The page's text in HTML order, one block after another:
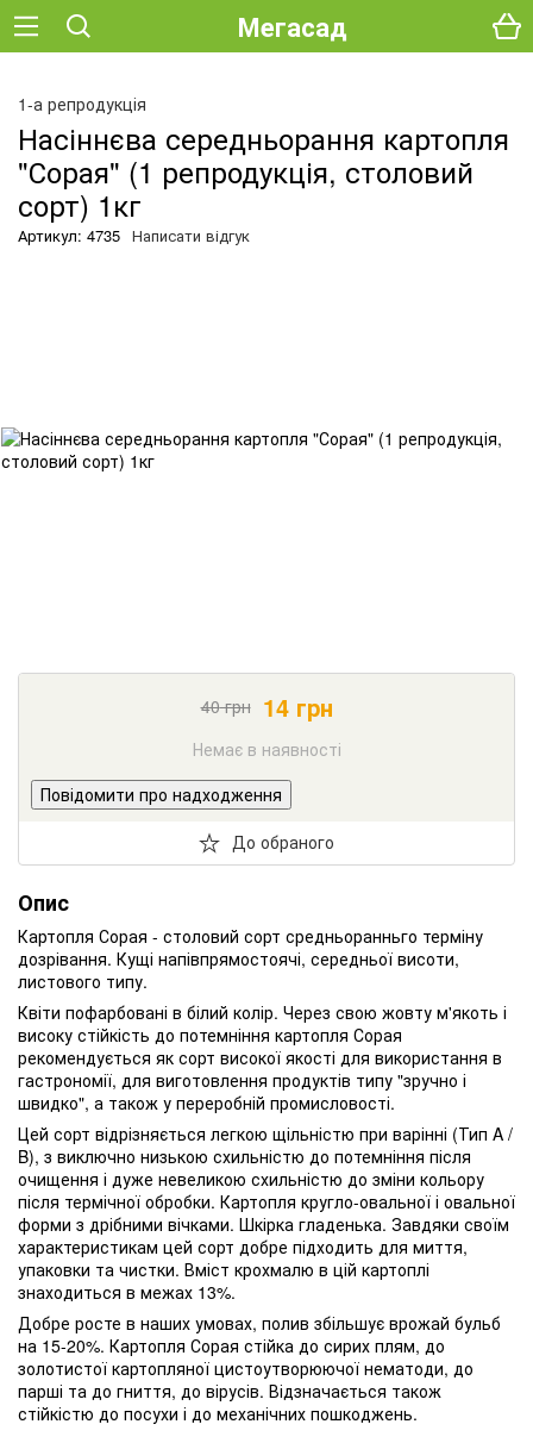
Мегасад
1-а репродукція
Насіннєва середньорання картопля
"Сорая" (1 репродукція, столовий
сорт) 1кг
Артикул: 4735 Написати відгук
40грн 14грн
Немає в наявності
Повідомити про надходження
До обраного
Опис
Картопля Сорая - столовий сорт средньоранньго терміну
дозрівання. Кущі напівпрямостоячі, середньої висоти,
листового типу.
Квіти пофарбовані в білий колір. Через свою жовту м'якоть і
високу стійкість до потемніння картопля Сорая
рекомендується як сорт високої якості для використання в
гастрономії, для виготовлення продуктів типу "зручно і
швидко", а також у переробній промисловості.
Цей сорт відрізняється легкою щільністю при варінні (Тип A /
B), з виключно низькою схильністю до потемніння після
очищення і дуже невеликою схильністю до зміни кольору
після термічної обробки. Картопля кругло-овальної і овальної
форми з дрібними вічками. Шкірка гладенька. Завдяки своїм
характеристикам цей сорт добре підходить для миття,
упаковки та чистки. Вміст крохмалю в цій картоплі
знаходиться в межах 13%.
Добре росте в наших умовах, полив збільшує врожай бульб
на 15-20%. Картопля Сорая стійка до сирих плям, до
золотистої картопляної цистоутворюючої нематоди, до
парші та до гниття, до вірусів. Відзначається також
стійкістю до посухи і до механічних пошкоджень.